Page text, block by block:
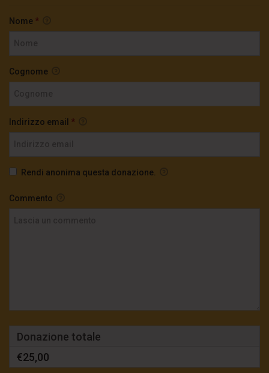
Nome *
Cognome
Indirizzo email *
Rendi anonima questa donazione.
Commento
Donazione totale
€25,00